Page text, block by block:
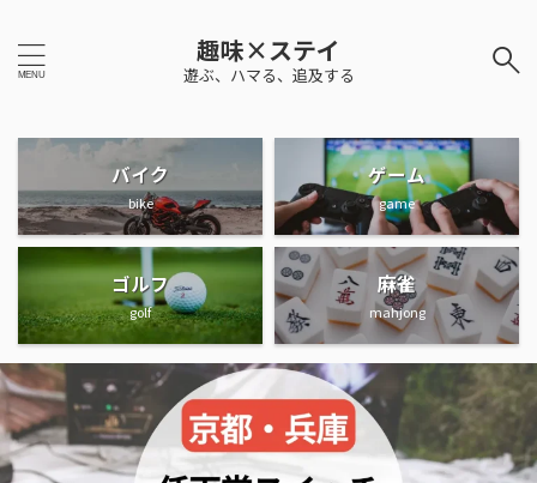
趣味×ステイ
遊ぶ、ハマる、追及する
バイク
bike
ゲーム
game
ゴルフ
golf
麻雀
mahjong